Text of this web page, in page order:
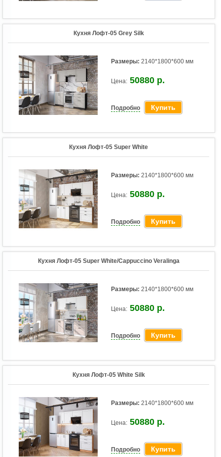
Кухня Лофт-05 Grey Silk
Размеры: 2140*1800*600 мм
Цена: 50880 р.
Подробно Купить
Кухня Лофт-05 Super White
Размеры: 2140*1800*600 мм
Цена: 50880 р.
Подробно Купить
Кухня Лофт-05 Super White/Cappuccino Veralinga
Размеры: 2140*1800*600 мм
Цена: 50880 р.
Подробно Купить
Кухня Лофт-05 White Silk
Размеры: 2140*1800*600 мм
Цена: 50880 р.
Подробно Купить